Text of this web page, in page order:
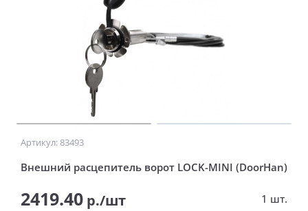
Артикул: 83493
Внешний расцепитель ворот LOCK-MINI (DoorHan)
2419.40 р./шт 1 шт.